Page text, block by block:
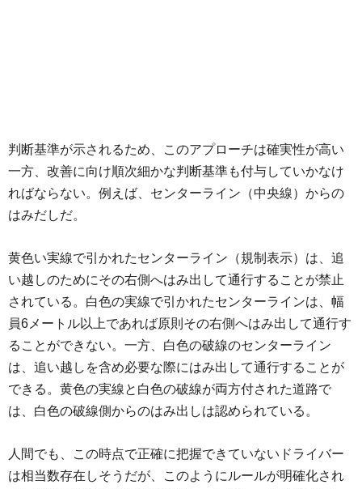
判断基準が示されるため、このアプローチは確実性が高い
一方、改善に向け順次細かな判断基準も付与していかなけ
ればならない。例えば、センターライン（中央線）からの
はみだしだ。
黄色い実線で引かれたセンターライン（規制表示）は、追
い越しのためにその右側へはみ出して通行することが禁止
されている。白色の実線で引かれたセンターラインは、幅
員6メートル以上であれば原則その右側へはみ出して通行す
ることができない。一方、白色の破線のセンターライン
は、追い越しを含め必要な際にはみ出して通行することが
できる。黄色の実線と白色の破線が両方付された道路で
は、白色の破線側からのはみ出しは認められている。
人間でも、この時点で正確に把握できていないドライバー
は相当数存在しそうだが、このようにルールが明確化され